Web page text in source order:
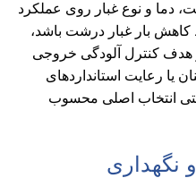
دما و نوع غبار روی عملکرد
کاهش بار غبار درشت باشد،
هدف کنترل آلودگی خروجی
یا رعایت استانداردهای
انتخاب اصلی محسوب
نگهداری